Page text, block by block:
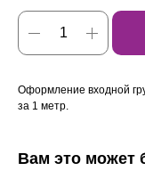
Оформление входной
за 1 метр.
Вам это может